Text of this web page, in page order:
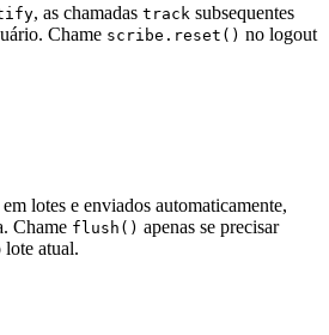
, as chamadas track subsequentes
Chame scribe.reset() no logout
lotes e enviados automaticamente,
Chame flush() apenas se precisar
atual.